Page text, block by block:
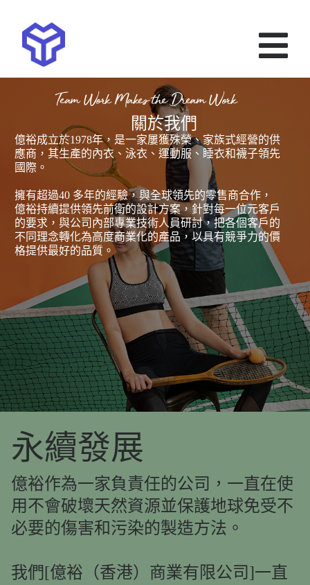
Team Work Makes the Dream Work
關於我們
億裕成立於1978年，是一家屢獲殊榮、家族式經營的供
應商，其生產的內衣、泳衣、運動服、睡衣和襪子領先
國際。
擁有超過40 多年的經驗，與全球領先的零售商合作，
億裕持續提供領先前衛的設計方案，針對每一位元客戶
的要求，與公司內部專業技術人員研討，把各個客戶的
不同理念轉化為高度商業化的產品，以具有競爭力的價
格提供最好的品質。
永續發展
億裕作為一家負責任的公司，一直在使
用不會破壞天然資源並保護地球免受不
必要的傷害和污染的製造方法。
我們[億裕（香港）商業有限公司]一直